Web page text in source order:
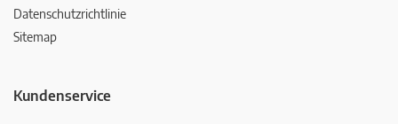
Datenschutzrichtlinie
Sitemap
Kundenservice